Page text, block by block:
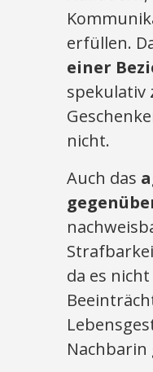
erfüllen.
einer
spekulativ
nicht.
Auch das
da es